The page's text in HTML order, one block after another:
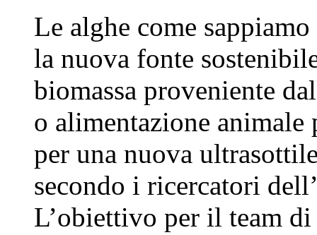
Le alghe come
la nuova fonte
biomassa proveniente
o alimentazione animale
per una nuova
secondo i ricercatori
L’obiettivo per il team